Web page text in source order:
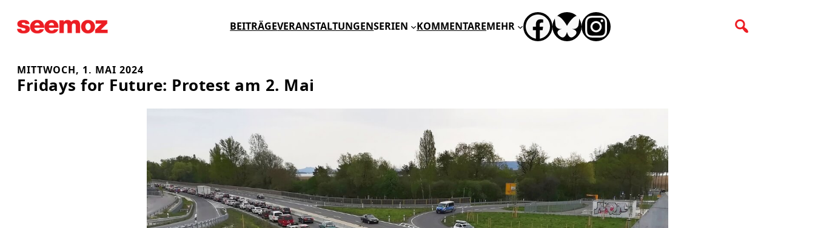
Inhalt
BEITRÄGEVERANSTALTUNGENSERIEN KOMMENTARE MEHR FACEBOOK
BLUESKYINSTAGRAM
MITTWOCH, 1. MAI 2024
Fridays for Future: Protest am 2. Mai